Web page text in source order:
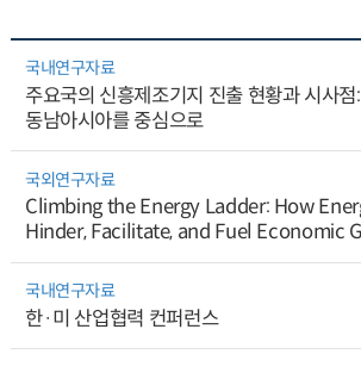
국내연구자료
주요국의 신흥제조기지 진출 현황과 시사
동남아시아를 중심으로
국외연구자료
Climbing the Energy Ladder: How
Hinder, Facilitate, and Fuel Economic
국내연구자료
한·미 산업협력 컨퍼런스